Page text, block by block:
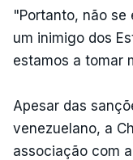
"Portanto, não se
um inimigo dos
estamos a tomar
Apesar das
venezuelano, a
associação com